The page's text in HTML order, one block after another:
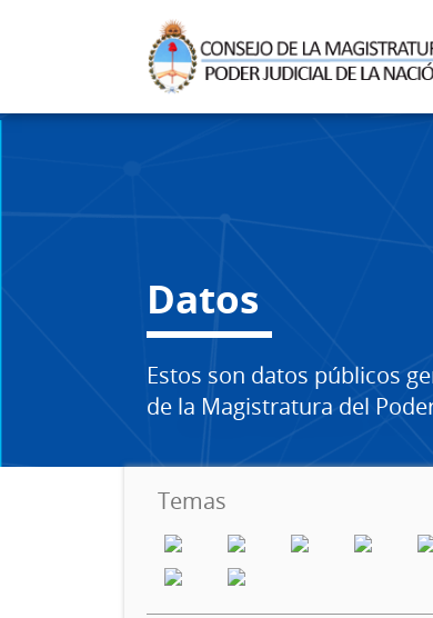
Datos
Estos son datos públicos
de la Magistratura del
Temas